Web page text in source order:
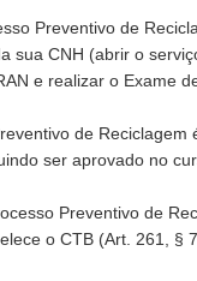
Preventivo de
sua CNH (abrir o
e realizar o Exame
de Reciclagem
ser aprovado no
Preventivo de
o CTB (Art. 261, §